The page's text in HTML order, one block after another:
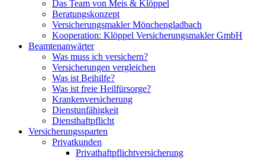
Das Team von Meis & Klöppel
Beratungskonzept
Versicherungsmakler Mönchengladbach
Kooperation: Klöppel Versicherungsmakler GmbH
Beamtenanwärter
Was muss ich versichern?
Versicherungen vergleichen
Was ist Beihilfe?
Was ist freie Heilfürsorge?
Krankenversicherung
Dienstunfähigkeit
Diensthaftpflicht
Versicherungssparten
Privatkunden
Privathaftpflichtversicherung